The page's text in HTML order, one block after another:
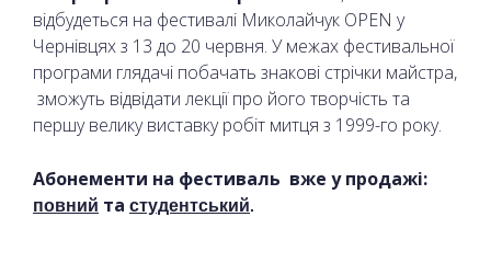
відбудеться на фестивалі Миколайчук OPEN у
Чернівцях з 13 до 20 червня. У межах фестивальної
програми глядачі побачать знакові стрічки майстра,
зможуть відвідати лекції про його творчість та
першу велику виставку робіт митця з 1999-го року.
Абонементи на фестиваль вже у продажі:
повний та студентський.